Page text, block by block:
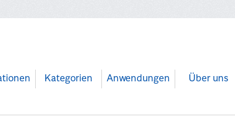
Kategorien Anwendungen Über uns